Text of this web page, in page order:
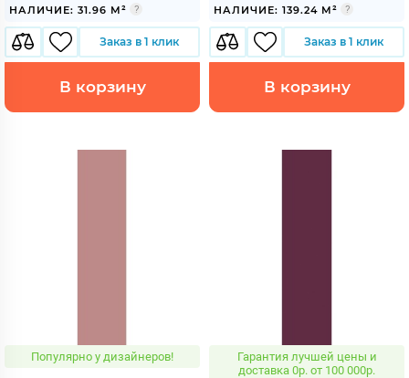
НАЛИЧИЕ: 31.96 М²
Заказ в 1 клик
В корзину
НАЛИЧИЕ: 139.24 М²
Заказ в 1 клик
В корзину
Популярно у дизайнеров!
Гарантия лучшей цены и
доставка 0р. от 100 000р.